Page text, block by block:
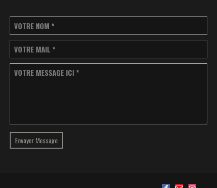
VOTRE NOM *
VOTRE MAIL *
VOTRE MESSAGE ICI *
Envoyer Message